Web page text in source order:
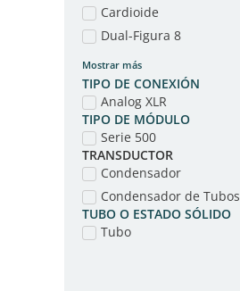
Cardioide
Dual-Figura 8
Mostrar más
TIPO DE CONEXIÓN
Analog XLR
TIPO DE MÓDULO
Serie 500
TRANSDUCTOR
Condensador
Condensador de Tubos
TUBO O ESTADO SÓLIDO
Tubo